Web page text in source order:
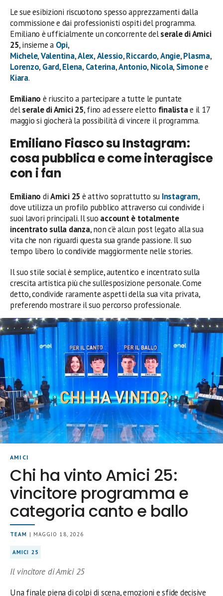
Le sue esibizioni riscuotono spesso apprezzamenti dalla
commissione e dai professionisti ospiti del programma.
Emiliano è ufficialmente un concorrente delserale di Amici
25, insieme a Opi,
Michele,Valentina,Alex,Alessio,Riccardo,Angie,Plasma,
Lorenzo, Gard,Elena, Caterina,Antonio, Nicola, Simonee
Kiara.
Emiliano è riuscito a partecipare a tutte le puntate
delserale di Amici 25, fino ad essere eletto finalistae il 17
maggio si giocherà la possibilità di vincere il programma.
Emiliano Fiasco su Instagram:
cosa pubblica e come interagisce
con i fan
Emiliano diAmici 25 è attivo soprattutto su Instagram,
dove utilizza un profilo pubblico attraverso cui condivide i
suoi lavori principali. Il suo account è totalmente
incentrato sulla danza, non c’è alcun post legato alla sua
vita che non riguardi questa sua grande passione. Il suo
tempo libero lo condivide maggiormente nelle stories.
Il suo stile social è semplice, autentico e incentrato sulla
crescita artistica più che sull’esposizione personale. Come
detto, condivide raramente aspetti della sua vita privata,
preferendo mostrare il suo percorso professionale.
AMICI
Chi ha vinto Amici 25:
vincitore programma e
categoria canto e ballo
TEAM | MAGGIO 18, 2026
AMICI 25
Il vincitore di Amici 25
Una finale piena di colpi di scena, emozioni e sfide decisive